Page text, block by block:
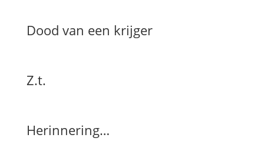
Dood van een krijger
Z.t.
Herinnering…